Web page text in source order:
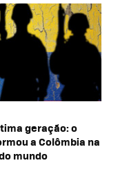
geração: o
a Colômbia na
mundo